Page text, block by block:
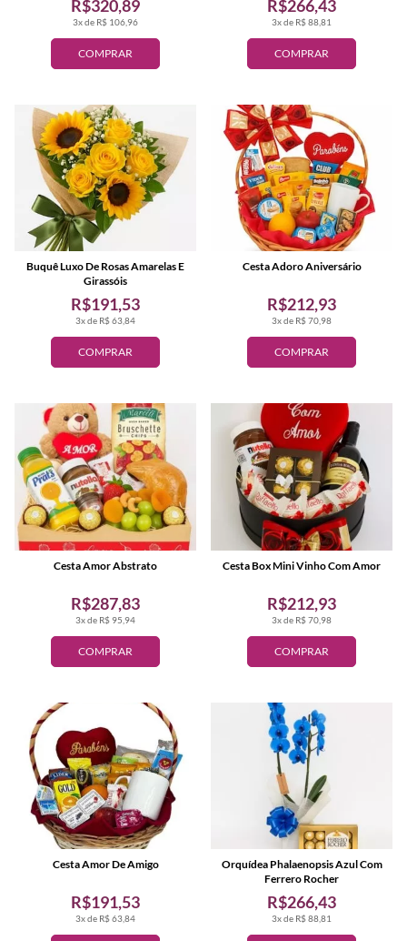
COMPRAR
3x de R$ 106,96
R$320,89
COMPRAR
3x de R$ 88,81
R$266,43
COMPRAR
3x de R$ 63,84
R$191,53
Buquê Luxo De Rosas Amarelas E
Girassóis
COMPRAR
3x de R$ 70,98
R$212,93
Cesta Adoro Aniversário
COMPRAR
3x de R$ 95,94
R$287,83
Cesta Amor Abstrato
COMPRAR
3x de R$ 70,98
R$212,93
Cesta Box Mini Vinho Com Amor
3x de R$ 63,84
R$191,53
Cesta Amor De Amigo
3x de R$ 88,81
R$266,43
Orquídea Phalaenopsis Azul Com
Ferrero Rocher